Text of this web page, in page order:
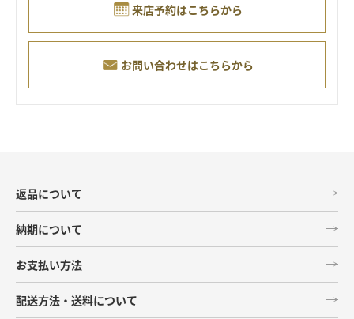
来店予約はこちらから
お問い合わせはこちらから
返品について
納期について
お支払い方法
配送方法・送料について